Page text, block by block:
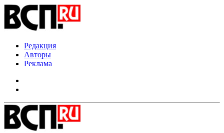
Редакция
Авторы
Реклама